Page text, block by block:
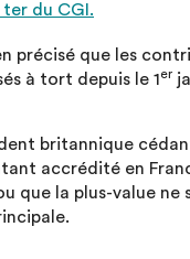
du CGI.
précisé que les
à tort depuis le 1er
britannique
accrédité en
que la plus-value ne